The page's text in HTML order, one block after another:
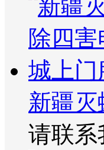
新疆
请联系